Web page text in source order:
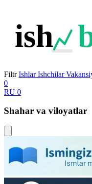
ish
Filtr Ishlar Ishchilar
0
RU 0
Shahar va viloyatlar